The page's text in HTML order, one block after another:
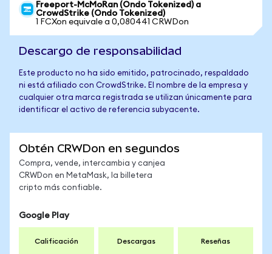
Freeport-McMoRan (Ondo Tokenized) a
CrowdStrike (Ondo Tokenized)
1 FCXon equivale a 0,080441 CRWDon
Descargo de responsabilidad
Este producto no ha sido emitido, patrocinado, respaldado
ni está afiliado con CrowdStrike. El nombre de la empresa y
cualquier otra marca registrada se utilizan únicamente para
identificar el activo de referencia subyacente.
Obtén CRWDon en segundos
Compra, vende, intercambia y canjea
CRWDon en MetaMask, la billetera
cripto más confiable.
Google Play
Calificación Descargas Reseñas